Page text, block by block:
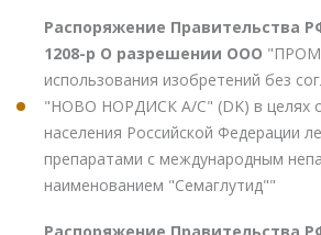
Распоряжение Правительства
1208-р О разрешении ООО
использования изобретений без
"НОВО НОРДИСК А/С" (DK) в целях
населения Российской Федерации
препаратами с международным
наименованием "Семаглутид""